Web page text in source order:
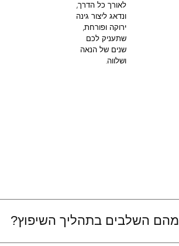
לאורך כל הדרך,
ונדאג ליצור גינה
ירוקה ופורחת,
שתעניק לכם
שנים של הנאה
ושלווה.
מהם השלבים בתהליך השיפוץ?